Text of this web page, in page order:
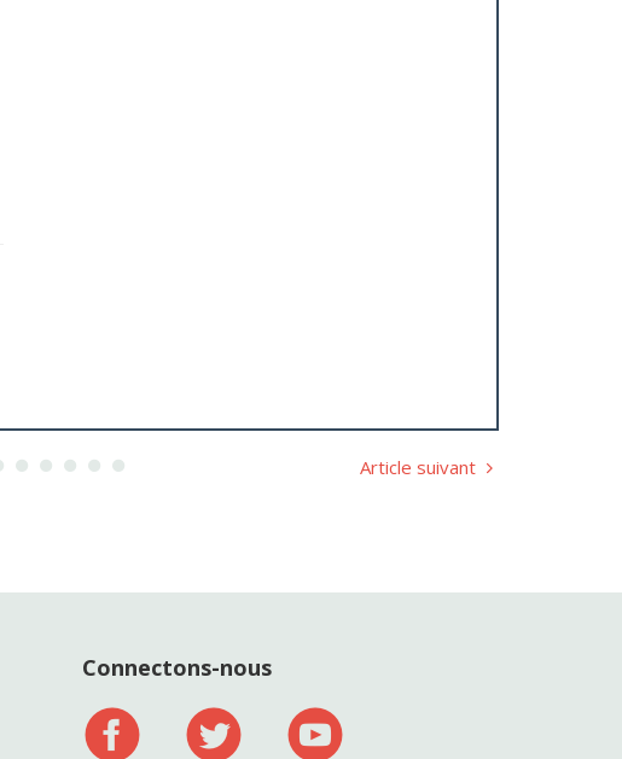
Article suivant
Connectons-nous